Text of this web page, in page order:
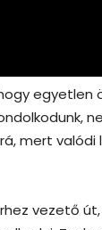
egyetlen
mert
vezető